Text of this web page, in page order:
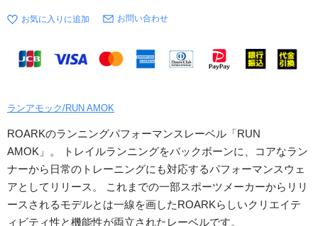
お問い合わせ
ランアモック/RUN AMOK
ROARKのランニングパフォーマンスレーベル「RUN
AMOK」。 トレイルランニングをバックボーンに、コアなラン
ナーから日常のトレーニングにも対応するパフォーマンスウェ
アとしてリリース。 これまでの一部スポーツメーカーからリリ
ースされるモデルとは一線を画したROARKらしいクリエイテ
ィビティ性と機能性が両立されたレーベルです。